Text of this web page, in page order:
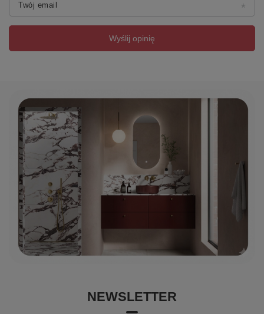
Twój email
Wyślij opinię
NEWSLETTER